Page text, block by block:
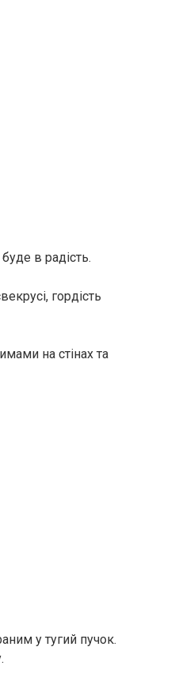
в радість.
гордість
на стінах та
у тугий пучок.